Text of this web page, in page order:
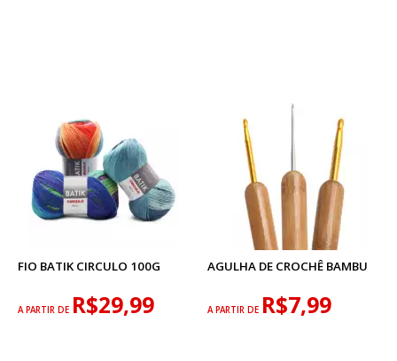
FIO BATIK CIRCULO 100G
A PARTIR DE R$29,99
AGULHA DE CROCHÊ BAMBU
A PARTIR DE R$7,99